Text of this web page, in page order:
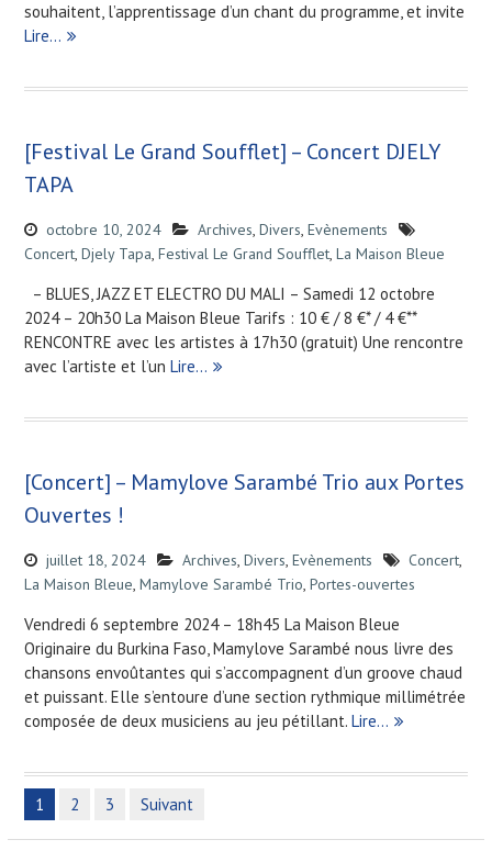
souhaitent, l’apprentissage d’un chant du programme, et invite
Lire…
[Festival Le Grand Soufflet] – Concert DJELY
TAPA
octobre 10, 2024 Archives, Divers, Evènements
Concert, Djely Tapa, Festival Le Grand Soufflet, La Maison Bleue
– BLUES, JAZZ ET ELECTRO DU MALI – Samedi 12 octobre
2024 – 20h30 La Maison Bleue Tarifs : 10 € / 8 €* / 4 €**
RENCONTRE avec les artistes à 17h30 (gratuit) Une rencontre
avec l’artiste et l’un Lire…
[Concert] – Mamylove Sarambé Trio aux Portes
Ouvertes !
juillet 18, 2024 Archives, Divers, Evènements Concert,
La Maison Bleue, Mamylove Sarambé Trio, Portes-ouvertes
Vendredi 6 septembre 2024 – 18h45 La Maison Bleue
Originaire du Burkina Faso, Mamylove Sarambé nous livre des
chansons envoûtantes qui s’accompagnent d’un groove chaud
et puissant. Elle s’entoure d’une section rythmique millimétrée
composée de deux musiciens au jeu pétillant. Lire…
N
a
1 2 3 Suivant